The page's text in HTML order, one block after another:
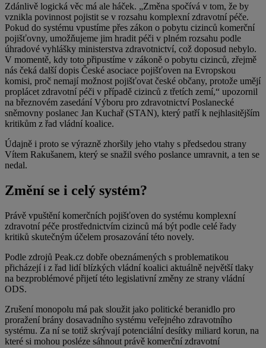
Zdánlivě logická věc má ale háček. „Změna spočívá v tom, že by
vznikla povinnost pojistit se v rozsahu komplexní zdravotní péče.
Pokud do systému vpustíme přes zákon o pobytu cizinců komerční
pojišťovny, umožňujeme jim hradit péči v plném rozsahu podle
úhradové vyhlášky ministerstva zdravotnictví, což doposud nebylo.
V momentě, kdy toto připustíme v zákoně o pobytu cizinců, zřejmě
nás čeká další dopis České asociace pojišťoven na Evropskou
komisi, proč nemají možnost pojišťovat české občany, protože umějí
proplácet zdravotní péči v případě cizinců z třetích zemí,“ upozornil
na březnovém zasedání Výboru pro zdravotnictví Poslanecké
sněmovny poslanec Jan Kuchař (STAN), který patří k nejhlasitějším
kritikům z řad vládní koalice.
Údajně i proto se výrazně zhoršily jeho vtahy s předsedou strany
Vítem Rakušanem, který se snažil svého poslance umravnit, a ten se
nedal.
Změní se i celý systém?
Právě vpuštění komerčních pojišťoven do systému komplexní
zdravotní péče prostřednictvím cizinců má být podle celé řady
kritiků skutečným účelem prosazování této novely.
Podle zdrojů Peak.cz dobře obeznámených s problematikou
přicházejí i z řad lidí blízkých vládní koalici aktuálně největší tlaky
na bezproblémové přijetí této legislativní změny ze strany vládní
ODS.
Zrušení monopolu má pak sloužit jako politické beranidlo pro
proražení brány dosavadního systému veřejného zdravotního
systému. Za ní se totiž skrývají potenciální desítky miliard korun, na
které si mohou posléze sáhnout právě komerční zdravotní